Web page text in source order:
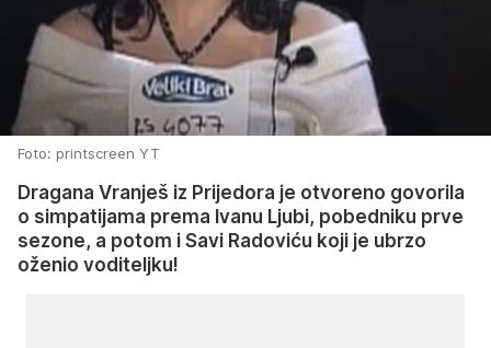
Foto: printscreen YT
Dragana Vranješ iz Prijedora je otvoreno govorila
o simpatijama prema Ivanu Ljubi, pobedniku prve
sezone, a potom i Savi Radoviću koji je ubrzo
oženio voditeljku!